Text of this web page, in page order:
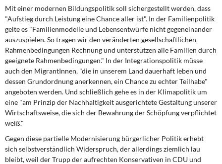
Mit einer modernen Bildungspolitiksoll sichergestellt werden, dass
"Aufstieg durch Leistung eine Chance aller ist". In der Familienpolitik
gelte es "Familienmodelle und Lebensentwürfe nicht gegeneinander
auszuspielen. So tragen wir den veränderten gesellschaftlichen
Rahmenbedingungen Rechnung und unterstützen alle Familien durch
geeignete Rahmenbedingungen." In der Integrationspolitik müsse
auch den MigrantInnen, "die in unserem Land dauerhaft leben und
dessen Grundordnung anerkennen, ein Chance zu echter Teilhabe"
angeboten werden. Und schließlich gehe es in der Klimapolitik um
eine "am Prinzip der Nachhaltigkeit ausgerichtete Gestaltung unserer
Wirtschaftsweise, die sich der Bewahrung der Schöpfung verpflichtet
weiß."
Gegen diese partielle Modernisierung bürgerlicher Politik erhebt
sich selbstverständlich Widerspruch, der allerdings ziemlich lau
bleibt, weil der Trupp der aufrechten Konservativen in CDU und